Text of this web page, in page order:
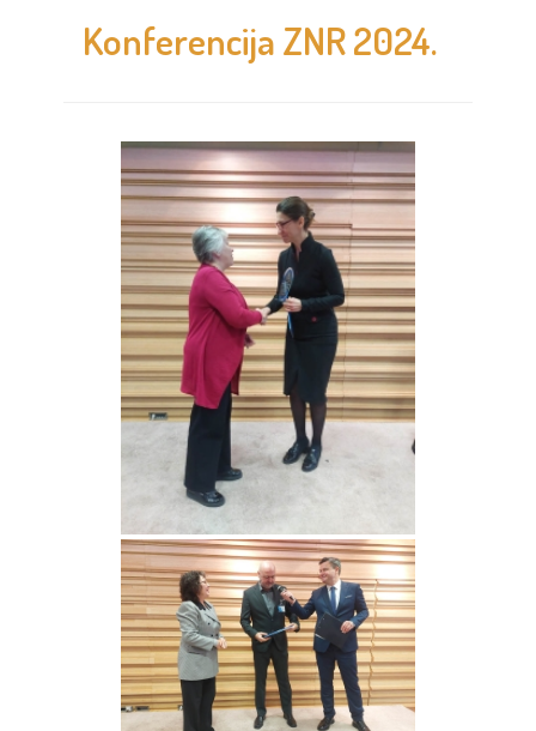
Konferencija ZNR 2024.